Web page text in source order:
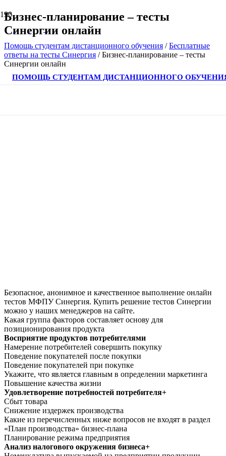
ПОМОЩЬ СТУДЕНТАМ ДИСТАНЦИОННОГО
Бизнес-планирование – тесты
Синергии онлайн
Помощь студентам дистанционного обучения /Бесплатные
ответы на тесты Синергия /Бизнес-планирование – тесты
Синергии онлайн
Безопасное, анонимное и качественное выполнение онлайн
тестов МФПУ Синергия. Купить решение тестов Синергии
можно у наших менеджеров на сайте.
Какая группа факторов составляет основу для
позиционирования продукта
Восприятие продуктов потребителями
Намерение потребителей совершить покупку
Поведение покупателей после покупки
Поведение покупателей при покупке
Укажите, что является главным в определении маркетинга
Повышение качества жизни
Удовлетворение потребностей потребителя+
Сбыт товара
Снижение издержек производства
Какие из перечисленных ниже вопросов не входят в раздел
«План производства» бизнес-плана
Планирование режима предприятия
Анализ налогового окружения бизнеса+